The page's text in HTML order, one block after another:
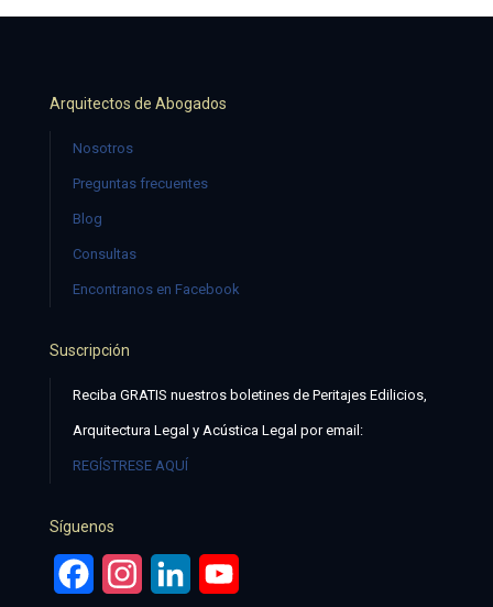
Arquitectos de Abogados
Nosotros
Preguntas frecuentes
Blog
Consultas
Encontranos en Facebook
Suscripción
Reciba GRATIS nuestros boletines de Peritajes Edilicios,
Arquitectura Legal y Acústica Legal por email:
REGÍSTRESE AQUÍ
Síguenos
FacebookInstagramLinkedIn